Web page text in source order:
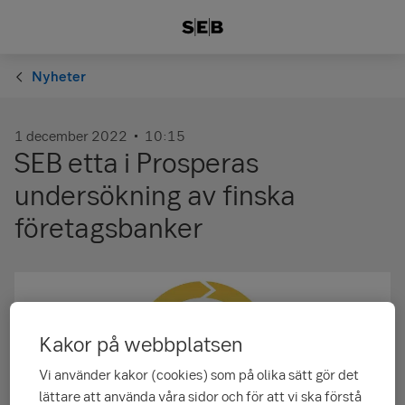
Nyheter
1 december 2022 10:15
SEB etta i Prosperas
undersökning av finska
företagsbanker
Kakor på webbplatsen
Vi använder kakor (cookies) som på olika sätt gör det
lättare att använda våra sidor och för att vi ska förstå